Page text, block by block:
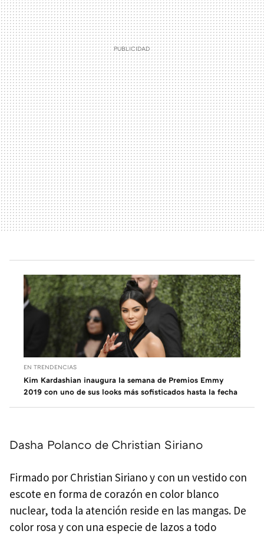
EN TRENDENCIAS
Kim Kardashian inaugura la semana de Premios Emmy
2019 con uno de sus looks más sofisticados hasta la fecha
Dasha Polanco de Christian Siriano
Firmado por Christian Siriano y con un vestido con
escote en forma de corazón en color blanco
nuclear, toda la atención reside en las mangas. De
color rosa y con una especie de lazos a todo